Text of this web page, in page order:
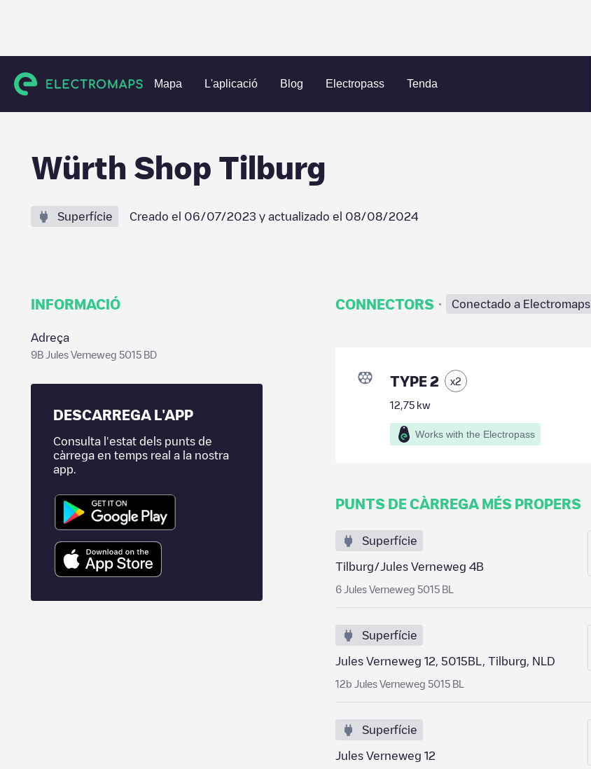
Mapa L'aplicació Blog Electropass Tenda
Charging stations Països Baixos Tilburg Tilburg Würth Shop Tilburg
Würth Shop Tilburg
Superfície Creado el 06/07/2023 y actualizado el 08/08/2024
INFORMACIÓ
Adreça
9B Jules Verneweg 5015 BD
DESCARREGA L'APP
Consulta l'estat dels punts de
càrrega en temps real a la nostra
app.
CONNECTORS · Conectado a Electromaps
TYPE 2 x2
12,75kw
Works with the Electropass
PUNTS DE CÀRREGA MÉS PROPERS
Superfície
Tilburg/Jules Verneweg 4B
6 Jules Verneweg 5015 BL
Superfície
Jules Verneweg 12, 5015BL, Tilburg, NLD
12b Jules Verneweg 5015 BL
Superfície
Jules Verneweg 12